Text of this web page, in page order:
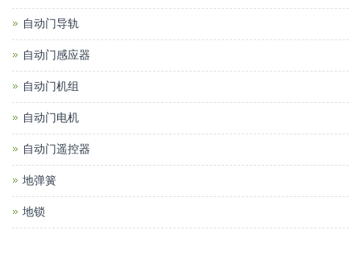
自动门导轨
自动门感应器
自动门机组
自动门电机
自动门遥控器
地弹簧
地锁